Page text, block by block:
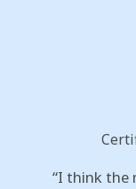
“I think the